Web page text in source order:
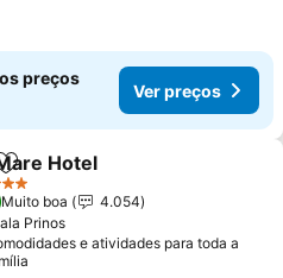
preços
Ver preços
Adicionar aos favoritos
Hotel
Muito boa
4.054
Prinos
e atividades para toda a